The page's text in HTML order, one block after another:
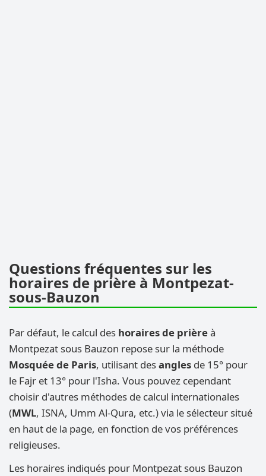
Questions fréquentes sur les
horaires de prière à Montpezat-
sous-Bauzon
Par défaut, le calcul des horaires de prièreà
Montpezat sous Bauzon repose sur la méthode
Mosquée de Paris, utilisant desangles de 15° pour
le Fajr et 13° pour l'Isha. Vous pouvez cependant
choisir d'autres méthodes de calcul internationales
(MWL, ISNA, Umm Al-Qura, etc.) via le sélecteur situé
en haut de la page, en fonction de vos préférences
religieuses.
Les horaires indiqués pour Montpezat sous Bauzon